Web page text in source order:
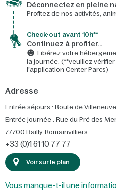
Déconnectez en pleine
Profitez de nos activités,
Check-out avant 10h**
Continuez à profiter…
Libérez votre
la journée. (**veuillez
l'application Center Parcs)
Adresse
Entrée séjours : Route de Villeneuve
Entrée journée : Rue du Pré des
77700 Bailly-Romainvilliers
+33 (0)1 61 10 77 77
Voir sur le plan
Vous manque-t-il une